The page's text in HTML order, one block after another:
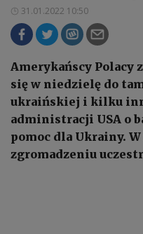
31.01.2022 10:50
Amerykańscy Polacy
się w niedzielę do
ukraińskiej i kilku
administracji USA o
pomoc dla Ukrainy.
zgromadzeniu